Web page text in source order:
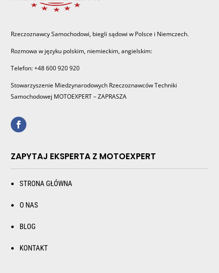
Rzeczoznawcy Samochodowi, biegli sądowi w Polsce i Niemczech.
Rozmowa w języku polskim, niemieckim, angielskim:
Telefon: +48 600 920 920
Stowarzyszenie Miedzynarodowych Rzeczoznawców Techniki
Samochodowej MOTOEXPERT – ZAPRASZA
ZAPYTAJ EKSPERTA Z MOTOEXPERT
STRONA GŁÓWNA
O NAS
BLOG
KONTAKT